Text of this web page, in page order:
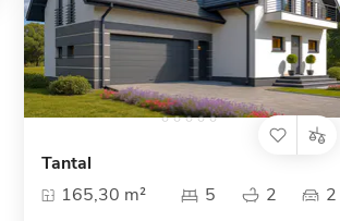
Tantal
165,30 m²
5 2 2